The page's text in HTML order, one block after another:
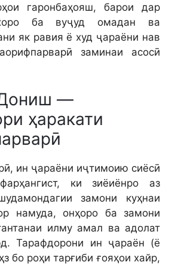
гаронбаҳояш, барои дар
ба вуҷуд омадан ва
як равия ё худ ҷараёни нав
заминаи асосӣ
—
ҳаракати
ин ҷараёни иҷтимоию сиёсӣ
ки зиёиёнро аз
замони куҳнаи
намуда, онҳоро ба замони
илму амал ва адолат
Тарафдорони ин ҷараён (ё
бо роҳи тарғиби ғояҳои хайр,